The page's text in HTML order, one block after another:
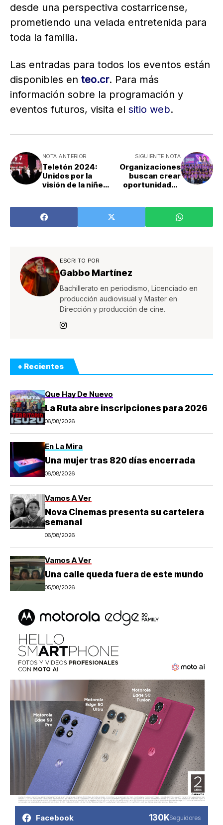
desde una perspectiva costarricense,
prometiendo una velada entretenida para
toda la familia.
Las entradas para todos los eventos están
disponibles en teo.cr. Para más
información sobre la programación y
eventos futuros, visita el sitio web.
NOTA ANTERIOR
Teletón 2024:
Unidos por la
visión de la niñez
SIGUIENTE NOTA
Organizaciones
buscan crear
oportunidades
carreras STEM
ESCRITO POR
Gabbo Martínez
Bachillerato en periodismo, Licenciado en
producción audiovisual y Master en
Dirección y producción de cine.
+ Recientes
Que Hay De Nuevo
La Ruta abre inscripciones para 2026
06/08/2026
En La Mira
Una mujer tras 820 días encerrada
06/08/2026
Vamos A Ver
Nova Cinemas presenta su cartelera
semanal
06/08/2026
Vamos A Ver
Una calle queda fuera de este mundo
05/08/2026
Facebook 130KSeguidores